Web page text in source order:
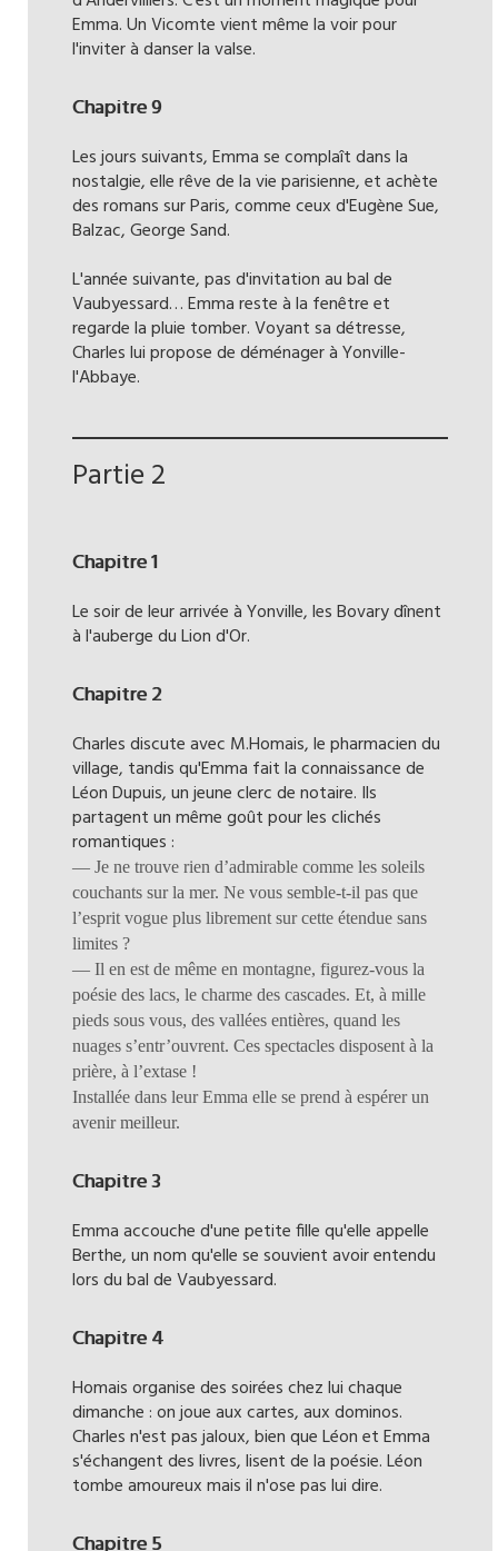
Emma. Un Vicomte vient même la voir pour
l'inviter à danser la valse.
Chapitre 9
Les jours suivants, Emma se complaît dans la
nostalgie, elle rêve de la vie parisienne, et achète
des romans sur Paris, comme ceux d'Eugène Sue,
Balzac, George Sand.
L'année suivante, pas d'invitation au bal de
Vaubyessard… Emma reste à la fenêtre et
regarde la pluie tomber. Voyant sa détresse,
Charles lui propose de déménager à Yonville-
l'Abbaye.
Partie 2
Chapitre 1
Le soir de leur arrivée à Yonville, les Bovary dînent
à l'auberge du Lion d'Or.
Chapitre 2
Charles discute avec M.Homais, le pharmacien du
village, tandis qu'Emma fait la connaissance de
Léon Dupuis, un jeune clerc de notaire. Ils
partagent un même goût pour les clichés
romantiques :
— Je ne trouve rien d’admirable comme les soleils
couchants sur la mer. Ne vous semble-t-il pas que
l’esprit vogue plus librement sur cette étendue sans
limites ?
— Il en est de même en montagne, figurez-vous la
poésie des lacs, le charme des cascades. Et, à mille
pieds sous vous, des vallées entières, quand les
nuages s’entr’ouvrent. Ces spectacles disposent à la
prière, à l’extase !
Installée dans leur Emma elle se prend à espérer un
avenir meilleur.
Chapitre 3
Emma accouche d'une petite fille qu'elle appelle
Berthe, un nom qu'elle se souvient avoir entendu
lors du bal de Vaubyessard.
Chapitre 4
Homais organise des soirées chez lui chaque
dimanche : on joue aux cartes, aux dominos.
Charles n'est pas jaloux, bien que Léon et Emma
s'échangent des livres, lisent de la poésie. Léon
tombe amoureux mais il n'ose pas lui dire.